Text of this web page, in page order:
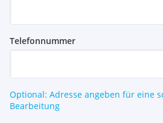
Telefonnummer
Optional: Adresse angeben für eine
Bearbeitung